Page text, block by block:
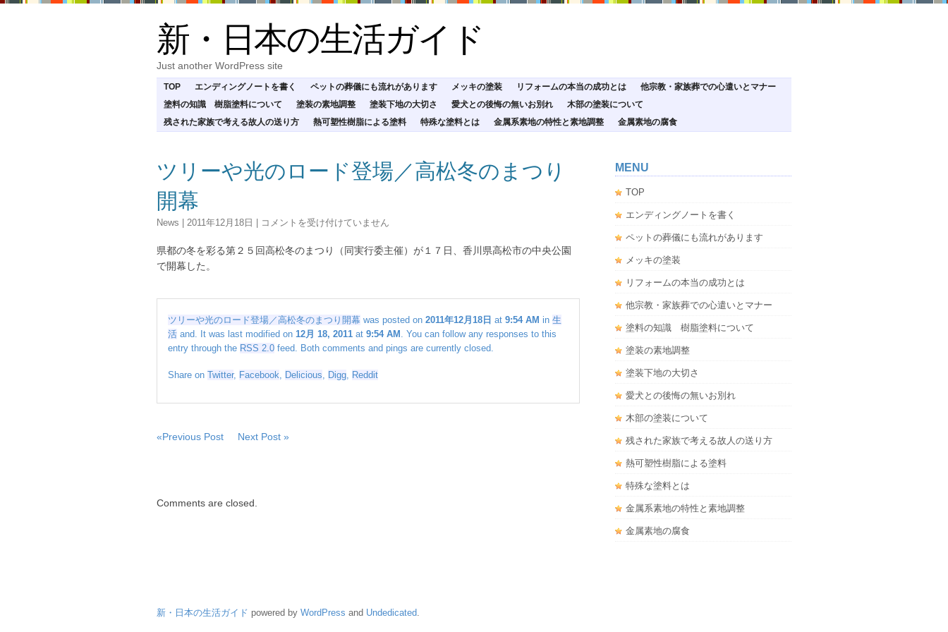
新・日本の生活ガイド
Just another WordPress site
TOP エンディングノートを書く ペットの葬儀にも流れがあります メッキの塗装 リフォームの本当の成功とは
他宗教・家族葬での心遣いとマナー
塗料の知識 樹脂塗料について
塗装の素地調整 塗装下地の大切さ 愛犬との後悔の無いお別れ
木部の塗装について
残された家族で考える故人の送り方
熱可塑性樹脂による塗料 特殊な塗料とは 金属系素地の特性と素地調整 金属素地の腐食
ツリーや光のロード登場／高松冬のまつり
開幕
News 2011年12月18日
ツ
ー
ー
ド
登
／
松
の
コメントを受け付けていません
県都の冬を彩る第２５回高松冬のまつり（同実行委主催）が１７日、香川県高松市の中央公園
で開幕した。
ツリーや光のロード登場／高松冬のまつり開幕 was posted on 2011年12月18日 at 9:54 AM in 生
活 and. It was last modified on 12月 18, 2011 at 9:54 AM . You can follow any responses to this
entry through the RSS 2.0 feed. Both comments and pings are currently closed.
Share on Twitter, Facebook, Delicious, Digg, Reddit
«Previous Post Next Post »
Comments are closed.
MENU
TOP
エンディングノートを書く
ペットの葬儀にも流れがあります
メッキの塗装
リフォームの本当の成功とは
他宗教・家族葬での心遣いとマナー
塗料の知識 樹脂塗料について
塗装の素地調整
塗装下地の大切さ
愛犬との後悔の無いお別れ
木部の塗装について
残された家族で考える故人の送り方
熱可塑性樹脂による塗料
特殊な塗料とは
金属系素地の特性と素地調整
金属素地の腐食
新・日本の生活ガイド powered by WordPress and Undedicated.